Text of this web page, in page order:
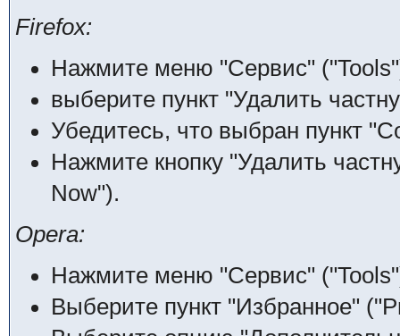
Firefox:
Нажмите меню "Сервис"
выберите пункт "Удалить
Убедитесь, что выбран пункт
Нажмите кнопку "Удалить
Now").
Opera:
Нажмите меню "Сервис"
Выберите пункт "Избранное"